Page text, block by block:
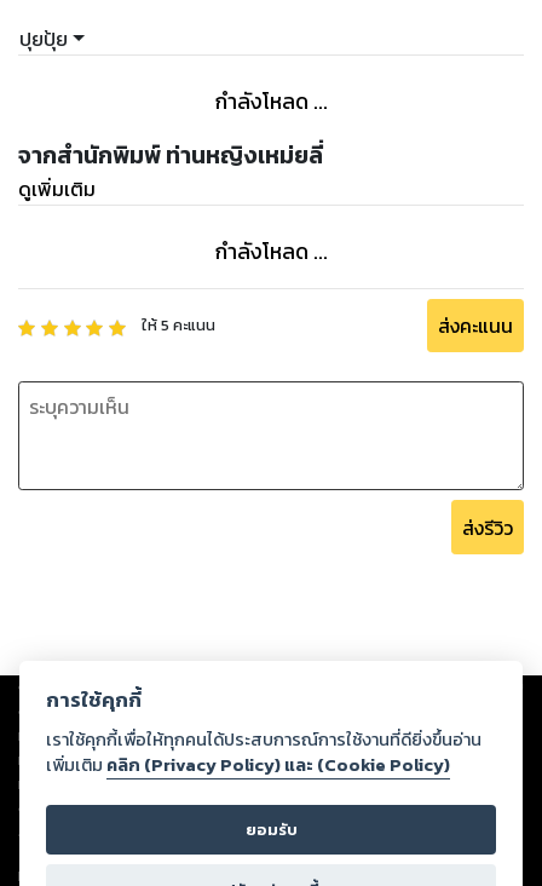
ปุยปุ้ย
กำลังโหลด ...
จากสำนักพิมพ์ ท่านหญิงเหม่ยลี่
ดูเพิ่มเติม
กำลังโหลด ...
ให้5 คะแนน ส่งคะแนน
ส่งรีวิว
Copyright © 2026
ต่อผลงานหรือเนื้อหาใดที่อัปโหลดผ่านเว็บไซต์และปรากฏว่าละเมิดสิทธิใน
ทรัพย์สินทางปัญญาของบุคคลอื่นหรือขัดต่อกฎหมายและศีลธรรม ดังนั้น ผู้อ่าน
ทุกท่านโปรดใช้วิจารณญาณในการกลั่นกรองด้วยตนเอง และหากท่านพบว่าส่วน
หนึ่งส่วนใดขัดต่อกฎหมายและศีลธรรม กรุณาแจ้งมายังบริษัท เพื่อทีมงานจะได้
ดำเนินการในทันที ทั้งนี้ ทางสตอรี่ล็อกขอสงวนลิขสิทธิ์ตามพระราชบัญญัติ
ลิขสิทธิ์ พ.ศ. 2537 (ฉบับล่าสุด)
For support: member@ookbee.com
การใช้คุกกี้
เราใช้คุกกี้เพื่อให้ทุกคนได้ประสบการณ์การใช้งานที่ดียิ่งขึ้นอ่าน
เพิ่มเติม คลิก (Privacy Policy) และ (Cookie Policy)
ยอมรับ